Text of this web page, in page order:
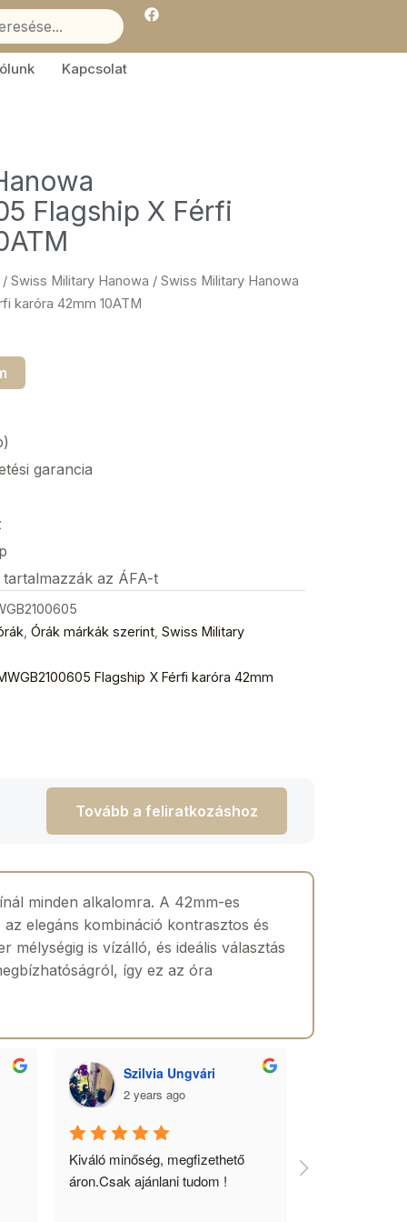
F
a
e
Kapcsolat
Flagship X Férfi
/ Swiss Military Hanowa / Swiss Military Hanowa
karóra 42mm 10ATM
garancia
az ÁFA-t
Órák márkák szerint Swiss Military
Flagship X Férfi karóra 42mm
Tovább a feliratkozáshoz
minden alkalomra. A 42mm-es
elegáns kombináció kontrasztos és
mélységig is vízálló, és ideális választás
így ez az óra
Szilvia Ungvári
2 years ago
Kiváló minőség, megfizethető
áron.Csak ajánlani tudom !